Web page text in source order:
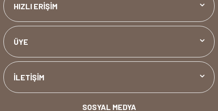
HIZLI ERİŞİM
ÜYE
İLETİŞİM
SOSYAL MEDYA